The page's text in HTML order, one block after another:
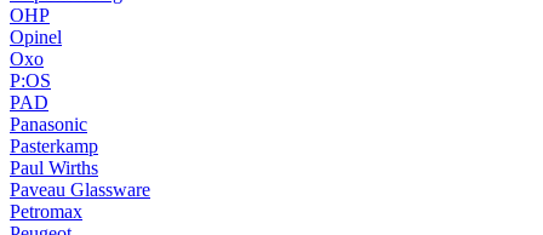
OHP
Opinel
Oxo
P:OS
PAD
Panasonic
Pasterkamp
Paul Wirths
Paveau Glassware
Petromax